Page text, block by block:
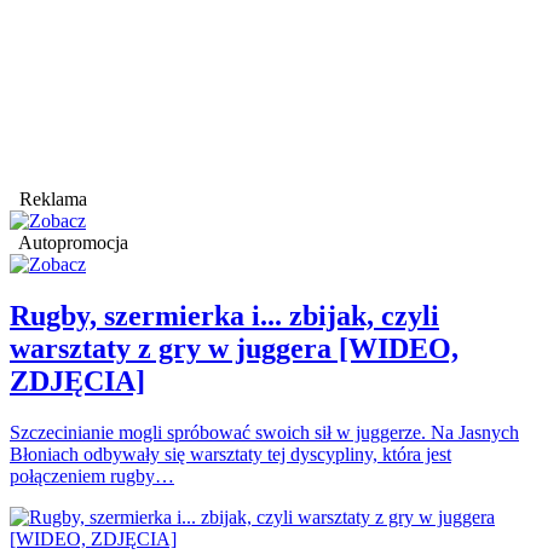
Reklama
Autopromocja
Rugby, szermierka i... zbijak, czyli
warsztaty z gry w juggera [WIDEO,
ZDJĘCIA]
Szczecinianie mogli spróbować swoich sił w juggerze. Na Jasnych
Błoniach odbywały się warsztaty tej dyscypliny, która jest
połączeniem rugby…